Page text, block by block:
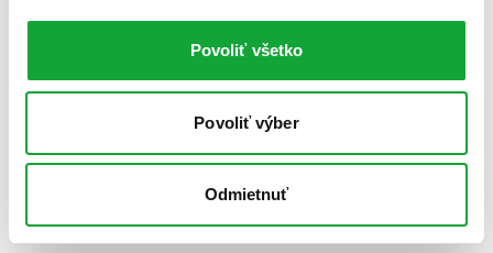
Povoliť všetko
Povoliť výber
Odmietnuť